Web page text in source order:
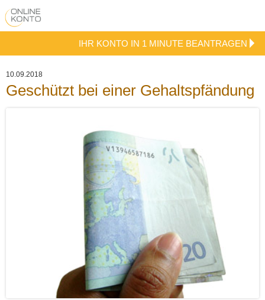
IHR KONTO IN 1 MINUTE BEANTRAGEN
10.09.2018
Geschützt bei einer Gehaltspfändung